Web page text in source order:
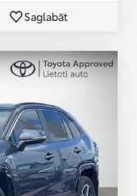
Saglabāt